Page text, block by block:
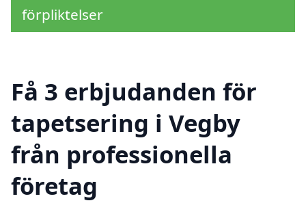
förpliktelser
Få 3 erbjudanden för
tapetsering i Vegby
från professionella
företag